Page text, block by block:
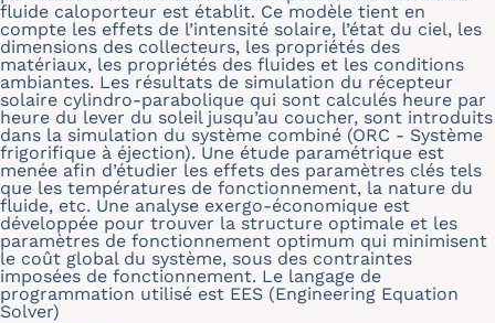
fluide caloporteur est établit. Ce modèle tient en
compte les effets de l’intensité solaire, l’état du ciel, les
dimensions des collecteurs, les propriétés des
matériaux, les propriétés des fluides et les conditions
ambiantes. Les résultats de simulation du récepteur
solaire cylindro-parabolique qui sont calculés heure par
heure du lever du soleil jusqu’au coucher, sont introduits
dans la simulation du système combiné (ORC - Système
frigorifique à éjection). Une étude paramétrique est
menée afin d’étudier les effets des paramètres clés tels
que les températures de fonctionnement, la nature du
fluide, etc. Une analyse exergo-économique est
développée pour trouver la structure optimale et les
paramètres de fonctionnement optimum qui minimisent
le coût global du système, sous des contraintes
imposées de fonctionnement. Le langage de
programmation utilisé est EES (Engineering Equation
Solver)